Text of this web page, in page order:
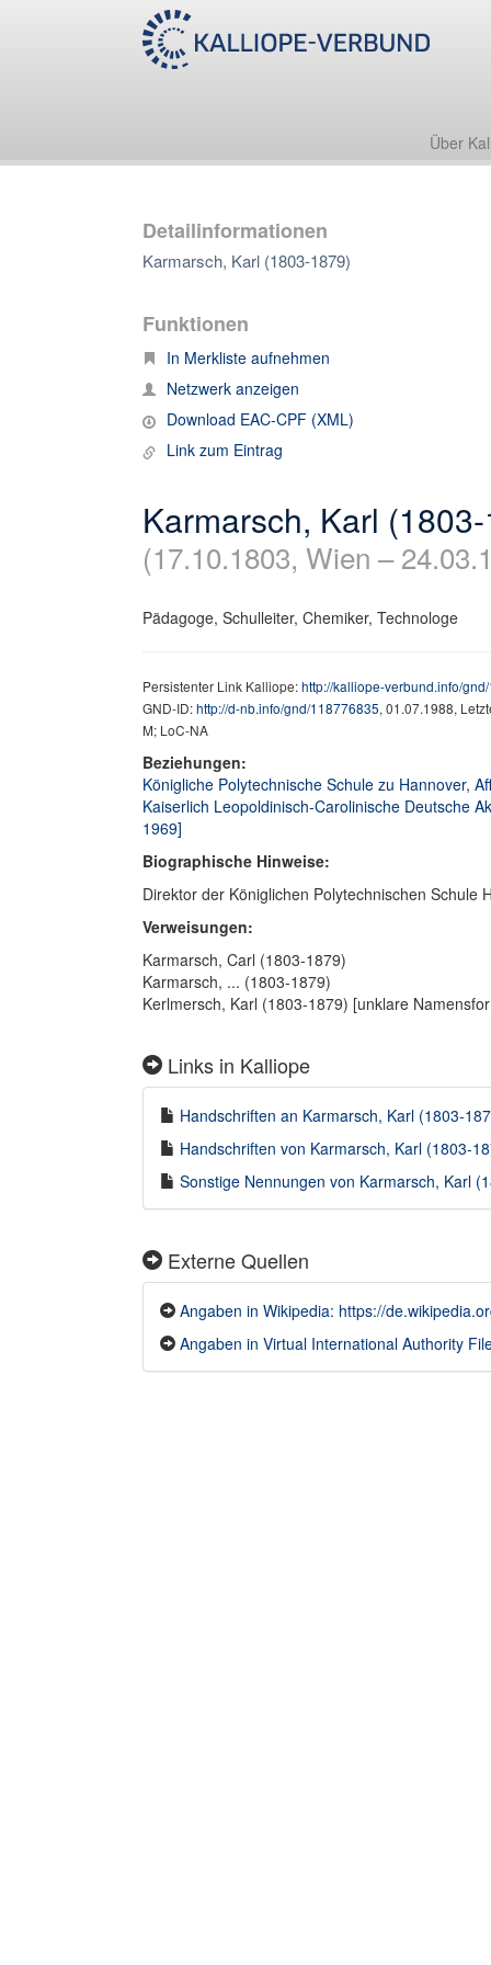
Über
Detailinformationen
Karmarsch, Karl (1803-1879)
Funktionen
In Merkliste aufnehmen
Netzwerk anzeigen
Download EAC-CPF (XML)
Link zum Eintrag
Karmarsch, Karl
(17.10.1803, Wien –
Pädagoge, Schulleiter, Chemiker, Technologe
Persistenter Link Kalliope:http://kalliope-verbund.info/
GND-ID:http://d-nb.info/gnd/118776835, 01.07.1988,
M; LoC-NA
Beziehungen:
Königliche Polytechnische Schule zu Hannover,
Kaiserlich Leopoldinisch-Carolinische Deutsche
1969]
Biographische Hinweise:
Direktor der Königlichen Polytechnischen Schule
Verweisungen:
Karmarsch, Carl (1803-1879)
Karmarsch, ... (1803-1879)
Kerlmersch, Karl (1803-1879) [unklare
Links in Kalliope
Handschriften an Karmarsch, Karl (1803-
Handschriften von Karmarsch, Karl (1803-
Sonstige Nennungen von Karmarsch, Karl
Externe Quellen
Angaben in Wikipedia: https://
Angaben in Virtual International Authority